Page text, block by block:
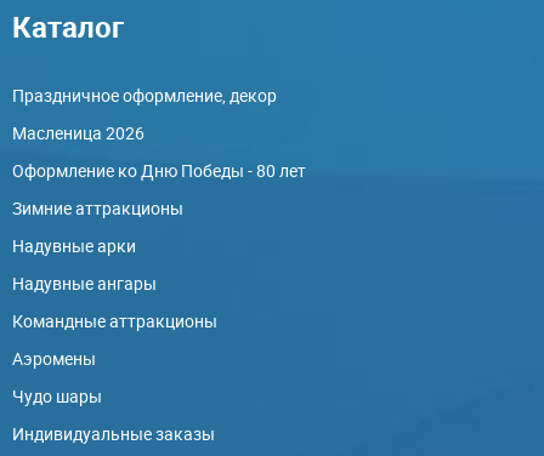
Каталог
Праздничное оформление, декор
Масленица 2026
Оформление ко Дню Победы - 80 лет
Зимние аттракционы
Надувные арки
Надувные ангары
Командные аттракционы
Аэромены
Чудо шары
Индивидуальные заказы